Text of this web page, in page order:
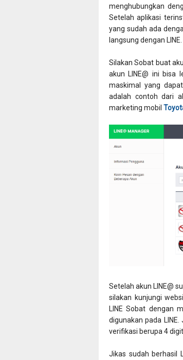
menghubungkan
Setelah aplikasi
yang sudah ada
langsung dengan LINE.
Silakan Sobat buat
akun LINE@ ini bisa
maskimal yang
adalah contoh dari
marketing mobil
Setelah akun LINE@
silakan kunjungi
LINE Sobat dengan
digunakan pada
verifikasi berupa 4
Jikas sudah berhasil